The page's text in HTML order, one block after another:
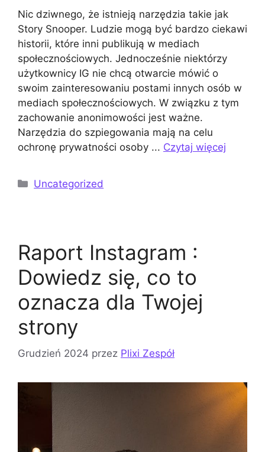
Nic dziwnego, że istnieją narzędzia takie jak
Story Snooper. Ludzie mogą być bardzo ciekawi
historii, które inni publikują w mediach
społecznościowych. Jednocześnie niektórzy
użytkownicy IG nie chcą otwarcie mówić o
swoim zainteresowaniu postami innych osób w
mediach społecznościowych. W związku z tym
zachowanie anonimowości jest ważne.
Narzędzia do szpiegowania mają na celu
ochronę prywatności osoby ... Czytaj więcej
Kategorie
Uncategorized
Raport Instagram :
Dowiedz się, co to
oznacza dla Twojej
strony
Grudzień 2024 przez Plixi Zespół